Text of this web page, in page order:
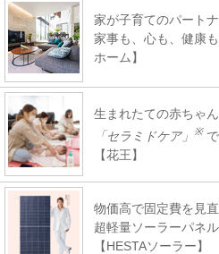
家が子育てのパート
家事も、心も、健康
ホーム】
生まれたての赤ちゃ
「セラミドケア」
※
【花王】
物価高で固定費を見
超軽量ソーラーパネ
【HESTAソーラー】